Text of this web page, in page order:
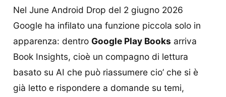
Nel June Android Drop del 2 giugno 2026
Google ha infilato una funzione piccola solo in
apparenza: dentro Google Play Books arriva
Book Insights, cioè un compagno di lettura
basato su AI che può riassumere cio’ che si è
già letto e rispondere a domande su temi,